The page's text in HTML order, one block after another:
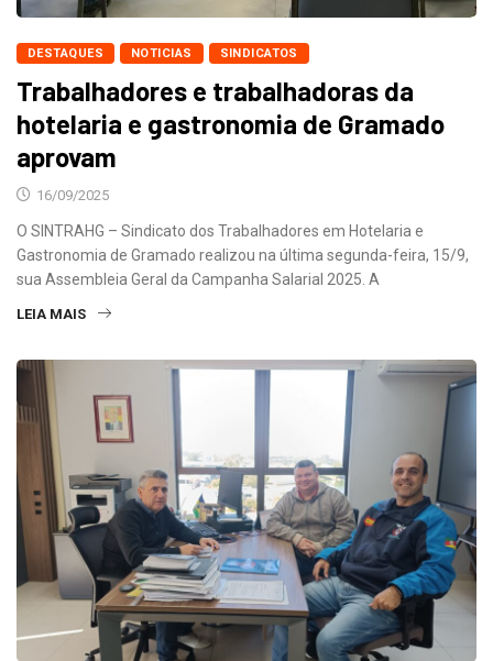
DESTAQUES NOTICIAS SINDICATOS
Trabalhadores e trabalhadoras da
hotelaria e gastronomia de Gramado
aprovam
16/09/2025
O SINTRAHG – Sindicato dos Trabalhadores em Hotelaria e
Gastronomia de Gramado realizou na última segunda-feira, 15/9,
sua Assembleia Geral da Campanha Salarial 2025. A
LEIA MAIS